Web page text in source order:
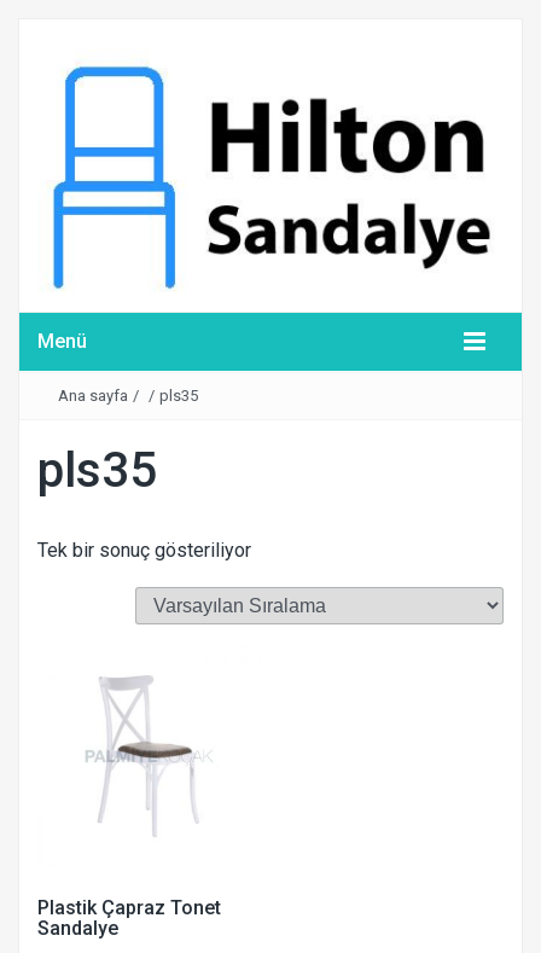
Menü
Ana sayfa / / pls35
pls35
Tek bir sonuç gösteriliyor
Plastik Çapraz Tonet
Sandalye